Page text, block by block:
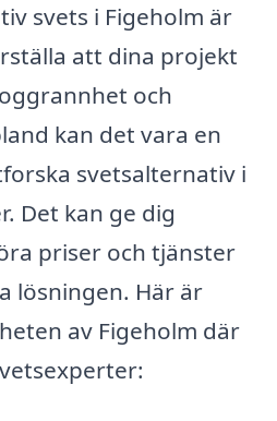
svets i Figeholm är
att dina projekt
och
kan det vara en
svetsalternativ i
Det kan ge dig
priser och tjänster
lösningen. Här är
av Figeholm där